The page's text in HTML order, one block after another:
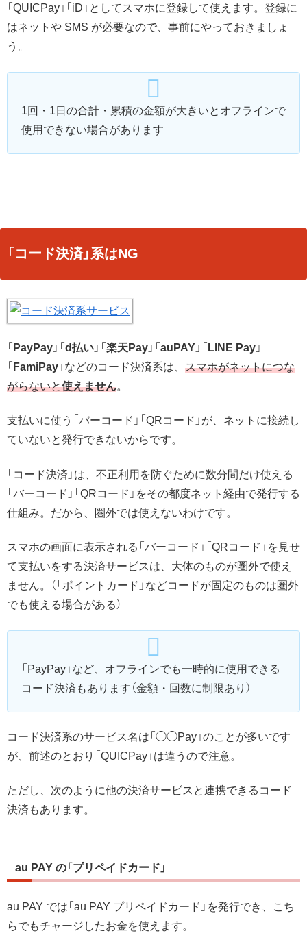
「QUICPay」「iD」としてスマホに登録して使えます。登録に
はネットや SMS が必要なので、事前にやっておきましょ
う。
1回・1日の合計・累積の金額が大きいとオフラインで
使用できない場合があります
「コード決済」系はNG
「 PayPay 」「 d払い 」「 楽天Pay 」「 auPAY 」「 LINE Pay 」
「 FamiPay 」などのコード決済系は、 スマホがネットにつな
がらないと使えません。
支払いに使う「バーコード」「QRコード」が、ネットに接続し
ていないと発行できないからです。
「コード決済」は、不正利用を防ぐために数分間だけ使える
「バーコード」「QRコード」をその都度ネット経由で発行する
仕組み。だから、圏外では使えないわけです。
スマホの画面に表示される「バーコード」「QRコード」を見せ
て支払いをする決済サービスは、大体のものが圏外で使え
ません。（「ポイントカード」などコードが固定のものは圏外
でも使える場合がある）
「PayPay」など、オフラインでも一時的に使用できる
コード決済もあります（金額・回数に制限あり）
コード決済系のサービス名は「◯◯Pay」のことが多いです
が、前述のとおり「QUICPay」は違うので注意。
ただし、次のように他の決済サービスと連携できるコード
決済もあります。
au PAY の「プリペイドカード」
au PAY では「au PAY プリペイドカード」を発行でき、こち
らでもチャージしたお金を使えます。